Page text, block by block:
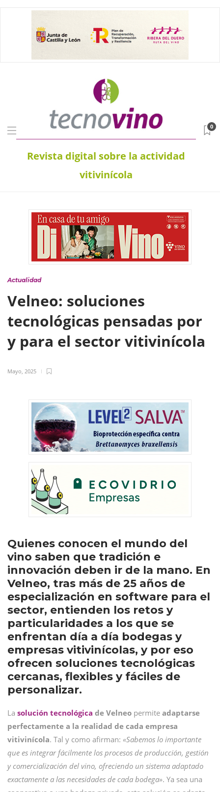
Revista digital sobre la actividad
vitivinícola
0
Actualidad
Velneo: soluciones
tecnológicas pensadas por
y para el sector vitivinícola
Mayo, 2025
Quienes conocen el mundo del
vino saben que tradición e
innovación deben ir de la mano. En
Velneo, tras más de 25 años de
especialización en software para el
sector, entienden los retos y
particularidades a los que se
enfrentan día a día bodegas y
empresas vitivinícolas, y por eso
ofrecen soluciones tecnológicas
cercanas, flexibles y fáciles de
personalizar.
La solución tecnológica de Velneo permite adaptarse
perfectamente a la realidad de cada empresa
vitivinícola. Tal y como afirman: «Sabemos lo importante
que es integrar fácilmente los procesos de producción, gestión
y comercialización del vino, ofreciendo un sistema adaptado
exactamente a las necesidades de cada bodega». Ya sea una